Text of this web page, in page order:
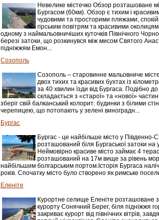
Невелике містечко Обзор розташоване
Бургасом (60км). Обзор є тихим і
чудовими та просторими пляжами,
гірським повітрям та красивими
одному з наймальовничіших куточків Північного
березі затоки, що розкинувся між мисом Святого
підніжжям Емон...
Созополь
Созополь – старовинне мальовниче
двох тихих та красивих бухтах із
за 40 хвилин їзди від Бургаса. Подібно
складається з «старої» та «нової»
зберіг свій балканський колорит: будинки з білими
черепицею, що потопають у зелені виноградн...
Бургас
Бургас - це найбільше місто у Південно-
розташований біля Бургаської затоки
Неймовірно красиве місто займає 4
розташований на 17м вище за рівень
найбільшим болгарським портом.Історія Бургаса
років. Спочатку місто було створено як римське
Еленіте
Курортне селище Еленіте розташоване
курорту Сонячний Берег, біля підніжжя
закриває курорт від північних вітрів,